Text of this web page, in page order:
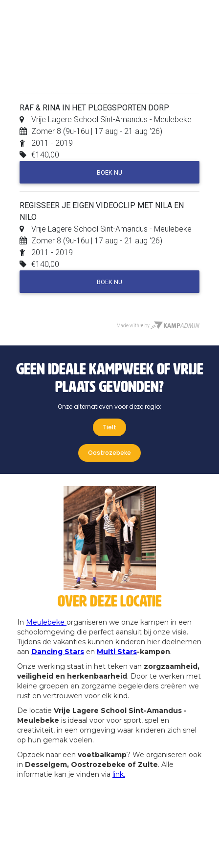
Geen ideale kampweek of vrije
plaats gevonden?
Onze alternatieven voor deze regio:
Tielt
Oostrozebeke
Over deze locatie
In Meulebeke organiseren we onze kampen in een
schoolomgeving die perfect aansluit bij onze visie.
Tijdens de vakanties kunnen kinderen hier deelnemen
aan Dancing Stars en Multi Stars-kampen.
Onze werking staat in het teken van zorgzaamheid,
veiligheid en herkenbaarheid. Door te werken met
kleine groepen en zorgzame begeleiders creëren we
rust en vertrouwen voor elk kind.
De locatie Vrije Lagere School Sint-Amandus -
Meulebeke is ideaal voor voor sport, spel en
creativiteit, in een omgeving waar kinderen zich snel
op hun gemak voelen.
Opzoek naar een voetbalkamp? We organiseren ook
in Desselgem, Oostrozebeke of Zulte. Alle
informatie kan je vinden via link.